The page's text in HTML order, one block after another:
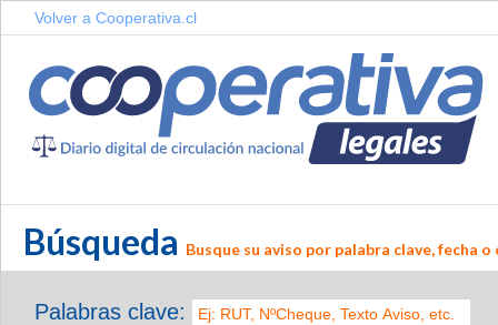
Volver a Cooperativa.cl
Búsqueda Busque su aviso por palabra clave, fecha
Palabras clave: